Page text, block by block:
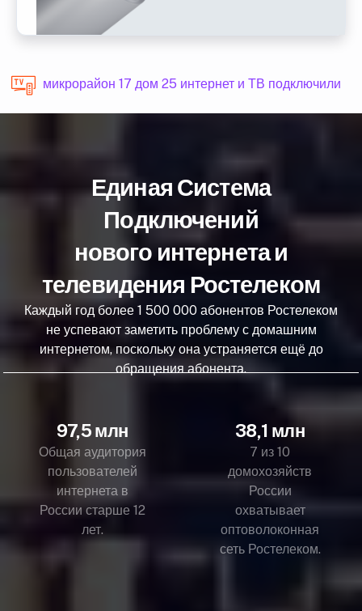
микрорайон 17 дом 25 интернет и ТВ подключили
Единая Система
Подключений
нового интернета и
телевидения Ростелеком
Каждый год более 1 500 000 абонентов Ростелеком
не успевают заметить проблему с домашним
интернетом, поскольку она устраняется ещё до
обращения абонента.
97,5 млн
Общая аудитория
пользователей
интернета в
России старше 12
лет.
38,1 млн
7 из 10
домохозяйств
России
охватывает
оптоволоконная
сеть Ростелеком.